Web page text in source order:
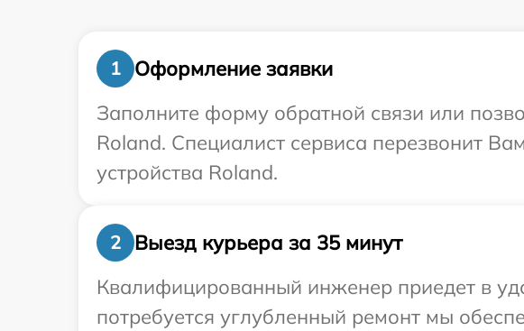
1
Оформление заявки
Заполните форму обратной связи или
Roland. Специалист сервиса перезвонит
устройства Roland.
2
Выезд курьера за 35 минут
Квалифицированный инженер приедет в
потребуется углубленный ремонт мы